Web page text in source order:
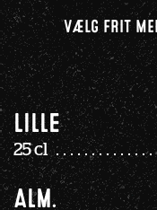
VÆLG FRIT
Lille
25 cl
Alm.